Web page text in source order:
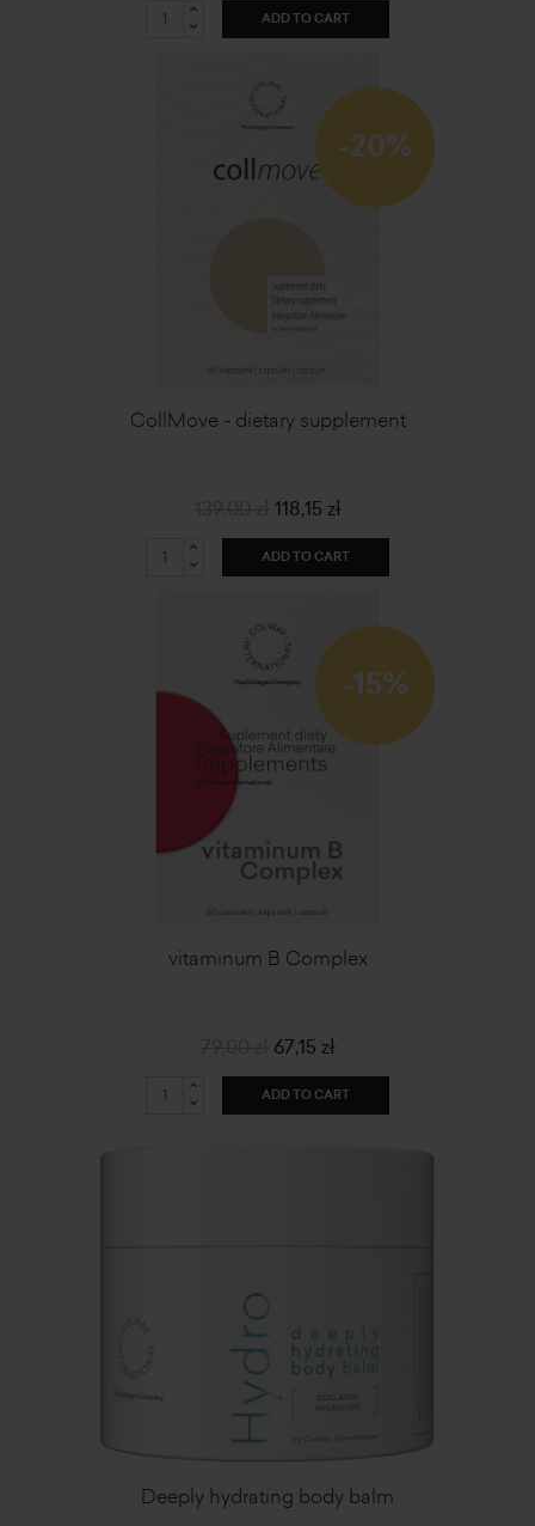
ADD TO CART
-20%
CollMove - dietary supplement
118,15 zł
ADD TO CART
-15%
vitaminum B Complex
67,15 zł
ADD TO CART
Deeply hydrating body balm